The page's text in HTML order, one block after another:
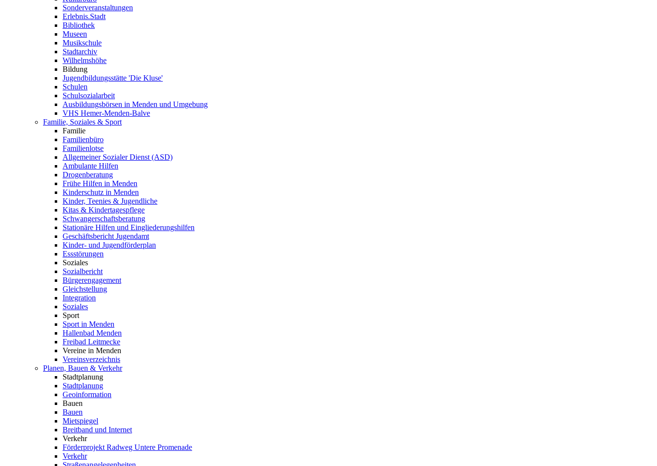
Sonderveranstaltungen
Erlebnis.Stadt
Bibliothek
Museen
Musikschule
Stadtarchiv
Wilhelmshöhe
Bildung
Jugendbildungsstätte 'Die Kluse'
Schulen
Schulsozialarbeit
Ausbildungsbörsen in Menden und Umgebung
VHS Hemer-Menden-Balve
Familie, Soziales & Sport
Familie
Familienbüro
Familienlotse
Allgemeiner Sozialer Dienst (ASD)
Ambulante Hilfen
Drogenberatung
Frühe Hilfen in Menden
Kinderschutz in Menden
Kinder, Teenies & Jugendliche
Kitas & Kindertagespflege
Schwangerschaftsberatung
Stationäre Hilfen und Eingliederungshilfen
Geschäftsbericht Jugendamt
Kinder- und Jugendförderplan
Essstörungen
Soziales
Sozialbericht
Bürgerengagement
Gleichstellung
Integration
Soziales
Sport
Sport in Menden
Hallenbad Menden
Freibad Leitmecke
Vereine in Menden
Vereinsverzeichnis
Planen, Bauen & Verkehr
Stadtplanung
Stadtplanung
Geoinformation
Bauen
Bauen
Mietspiegel
Breitband und Internet
Verkehr
Förderprojekt Radweg Untere Promenade
Verkehr